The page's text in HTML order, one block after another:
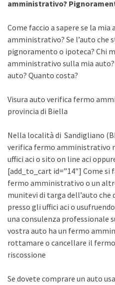
amministrativo?
Come faccio a sapere se la
amministrativo? Se l’auto che
pignoramento o ipoteca? Chi
amministrativo sulla mia auto?
auto? Quanto costa?
Visura auto verifica fermo
provincia di Biella
Nella località di Sandigliano
verifica fermo amministrativo
uffici aci o sito on line aci
[add_to_cart id=”14″] Come si
fermo amministrativo o un
munitevi di targa dell’auto che
presso gli uffici aci o
una consulenza professionale
vostra auto ha un fermo
rottamare o cancellare il
riscossione
Se dovete comprare un auto